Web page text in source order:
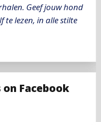
Geef jouw hond
te lezen, in alle stilte
Facebook